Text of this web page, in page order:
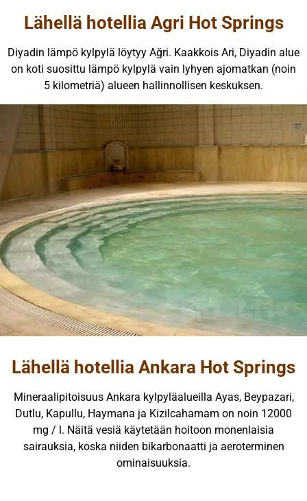
Lähellä hotellia Agri Hot Springs
Diyadin lämpö kylpylä löytyy Ağri. Kaakkois Ari, Diyadin alue
on koti suosittu lämpö kylpylä vain lyhyen ajomatkan (noin
5 kilometriä) alueen hallinnollisen keskuksen.
Lähellä hotellia Ankara Hot Springs
Mineraalipitoisuus Ankara kylpyläalueilla Ayas, Beypazari,
Dutlu, Kapullu, Haymana ja Kizilcahamam on noin 12000
mg / l. Näitä vesiä käytetään hoitoon monenlaisia
sairauksia, koska niiden bikarbonaatti ja aeroterminen
ominaisuuksia.